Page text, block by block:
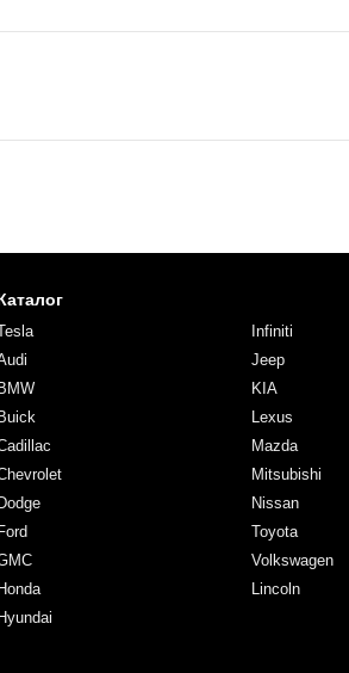
BMW
Buick
Dodge
Ford
Honda
Hyundai
Infiniti
Jeep
KIA
Lexus
Mazda
Mitsubishi
Nissan
Toyota
Volkswagen
Lincoln